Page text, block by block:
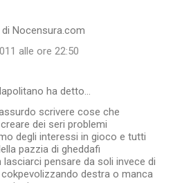
Nocensura.com
alle ore 22:50
ha detto…
scrivere cose che
dei seri problemi
degli interessi in gioco e tutti
pazzia di gheddafi
lasciarci pensare da soli invece di
destra o manca